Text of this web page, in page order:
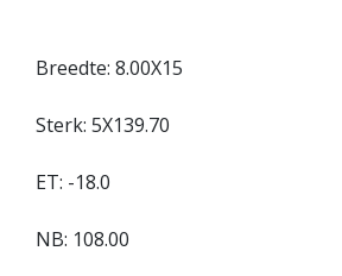
Breedte: 8.00X15
Sterk: 5X139.70
ET: -18.0
NB: 108.00